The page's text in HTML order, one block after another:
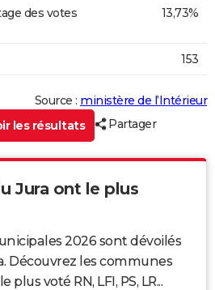
des votes
13,73%
153
Source : ministère de l’Intérieur
les résultats
Partager
Jura ont le plus
2026 sont dévoilés
Découvrez les communes
voté RN, LFI, PS, LR...